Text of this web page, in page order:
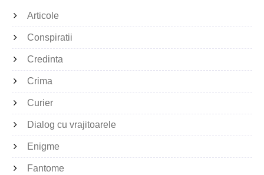
Articole
Conspiratii
Credinta
Crima
Curier
Dialog cu vrajitoarele
Enigme
Fantome